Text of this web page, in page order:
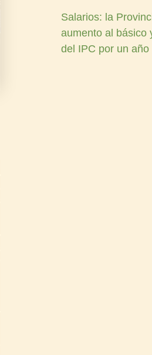
Salarios: la
aumento al básico
del IPC por un año